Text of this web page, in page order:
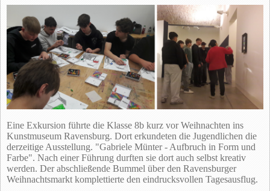
Eine Exkursion führte die Klasse 8b kurz vor Weihnachten ins
Kunstmuseum Ravensburg. Dort erkundeten die Jugendlichen die
derzeitige Ausstellung. "Gabriele Münter - Aufbruch in Form und
Farbe". Nach einer Führung durften sie dort auch selbst kreativ
werden. Der abschließende Bummel über den Ravensburger
Weihnachtsmarkt komplettierte den eindrucksvollen Tagesausflug.